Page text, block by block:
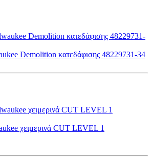
Demolition κατεδάφισης 48229731-34
χειμερινά CUT LEVEL 1